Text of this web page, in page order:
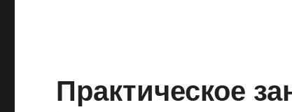
Практическое